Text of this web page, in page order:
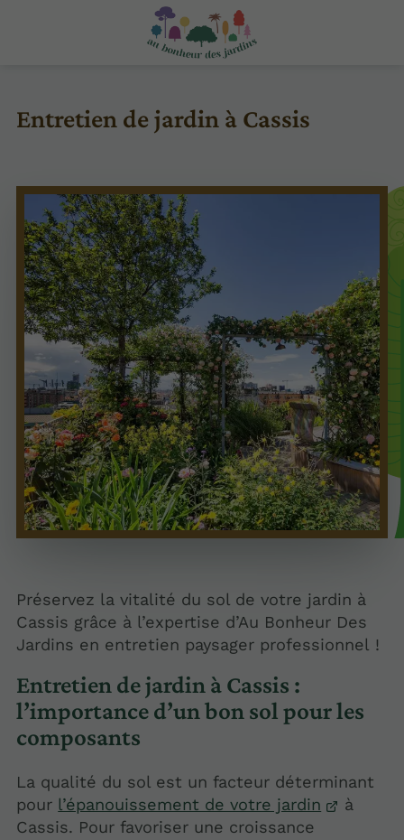
Entretien de jardin à Cassis
Préservez la vitalité du sol de votre jardin à
Cassis grâce à l’expertise d’Au Bonheur Des
Jardins en entretien paysager professionnel !
Entretien de jardin à Cassis :
l’importance d’un bon sol pour les
composants
La qualité du sol est un facteur déterminant
pour l’épanouissement de votre jardin
à
Cassis. Pour favoriser une croissance